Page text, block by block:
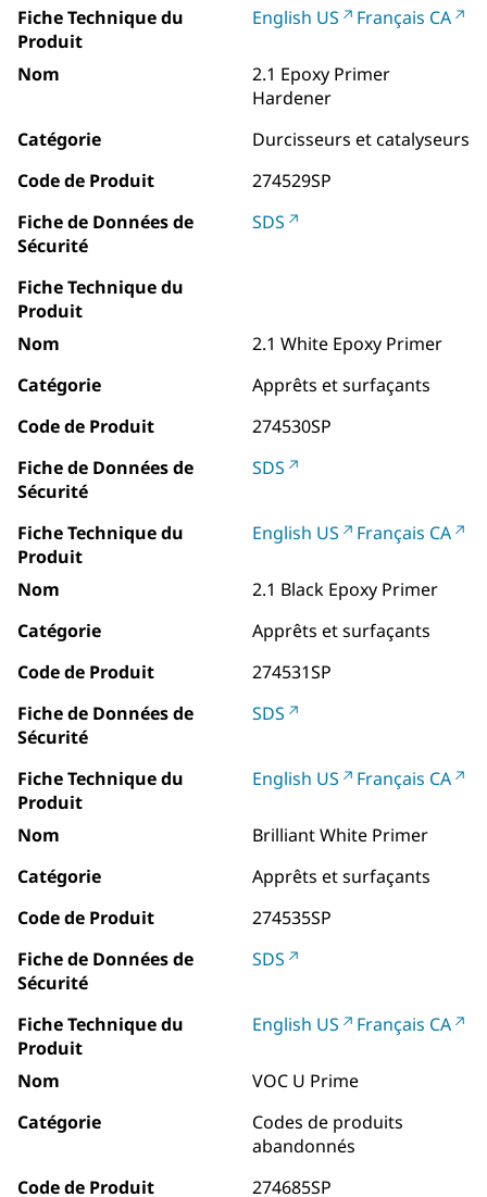
Fiche Technique du
Produit
English US Français CA
Nom
2.1 Epoxy Primer
Hardener
Catégorie
Durcisseurs et catalyseurs
Code de Produit
274529SP
Fiche de Données de
Sécurité
SDS
Fiche Technique du
Produit
Nom
2.1 White Epoxy Primer
Catégorie
Apprêts et surfaçants
Code de Produit
274530SP
Fiche de Données de
Sécurité
SDS
Fiche Technique du
Produit
English US Français CA
Nom
2.1 Black Epoxy Primer
Catégorie
Apprêts et surfaçants
Code de Produit
274531SP
Fiche de Données de
Sécurité
SDS
Fiche Technique du
Produit
English US Français CA
Nom
Brilliant White Primer
Catégorie
Apprêts et surfaçants
Code de Produit
274535SP
Fiche de Données de
Sécurité
SDS
Fiche Technique du
Produit
English US Français CA
Nom
VOC U Prime
Catégorie
Codes de produits
abandonnés
Code de Produit
274685SP